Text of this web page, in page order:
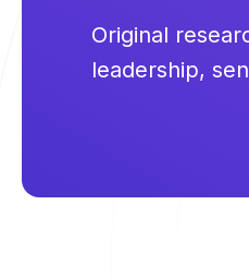
Original
leadership,